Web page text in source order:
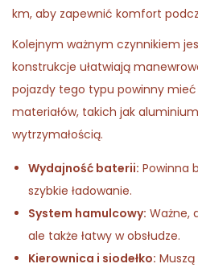
km, aby zapewnić komfort
Kolejnym ważnym czynnikiem
konstrukcje ułatwiają
pojazdy tego typu powinny
materiałów, takich jak
wytrzymałością.
Wydajność baterii: Powinna
szybkie ładowanie.
System hamulcowy: Ważne,
ale także łatwy w obsłudze.
Kierownica i siodełko: